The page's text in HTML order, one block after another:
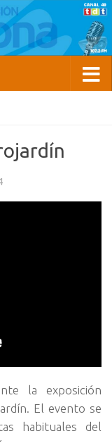
la exposición
El evento se
habituales del